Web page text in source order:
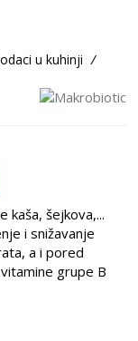
u kuhinji /
kaša, šejkova,...
i snižavanje
a i pored
grupe B